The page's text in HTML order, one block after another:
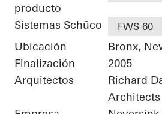
producto
Sistemas Schüco FWS 60
Ubicación
Bronx,
Finalización
2005
Arquitectos
Richard
Architects